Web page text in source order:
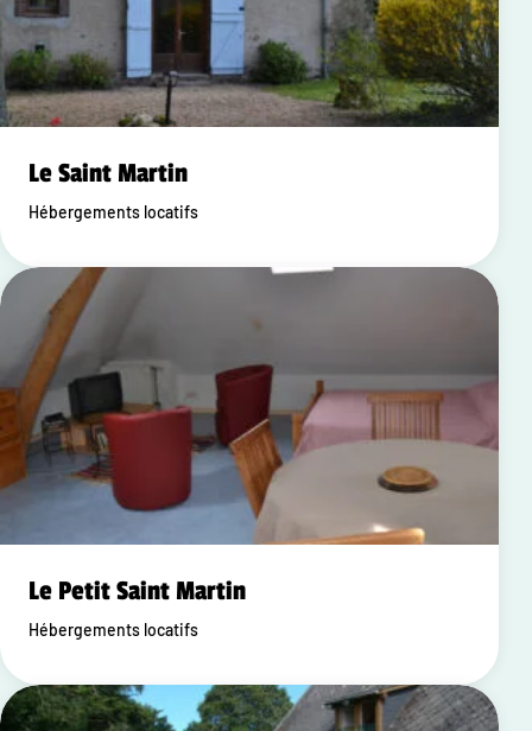
Le Saint Martin
Hébergements locatifs
Le Petit Saint Martin
Hébergements locatifs